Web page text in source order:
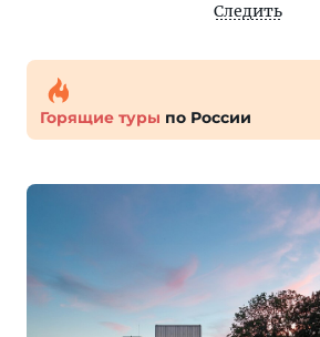
Следить
Горящие туры по России